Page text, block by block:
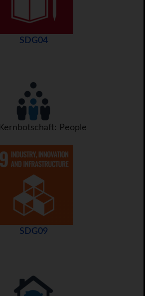
SDG04
Kernbotschaft: People
SDG09